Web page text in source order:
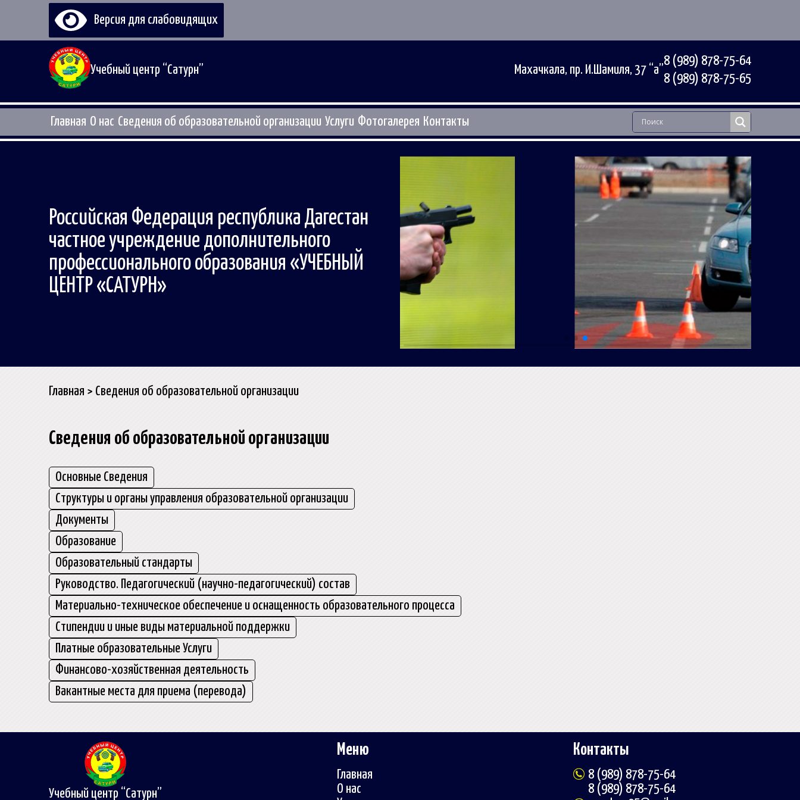
Версия для слабовидящих
Учебный центр “Сатурн” Махачкала, пр. И.Шамиля, 37 “а”
8 (989) 878-75-64
8 (989) 878-75-65
Главная О нас Сведения об образовательной организации Услуги Фотогалерея Контакты
Российская Федерация республика Дагестан
частное учреждение дополнительного
профессионального образования «УЧЕБНЫЙ
ЦЕНТР «САТУРН»
Главная > Сведения об образовательной организации
Сведения об образовательной организации
Основные Сведения
Структуры и органы управления образовательной организации
Документы
Образование
Образовательный стандарты
Руководство. Педагогический (научно-педагогический) состав
Материально-техническое обеспечение и оснащенность образовательного процесса
Стипендии и иные виды материальной поддержки
Платные образовательные Услуги
Финансово-хозяйственная деятельность
Вакантные места для приема (перевода)
Учебный центр “Сатурн”
Меню
Главная
О нас
Контакты
8 (989) 878-75-64
8 (989) 878-75-64